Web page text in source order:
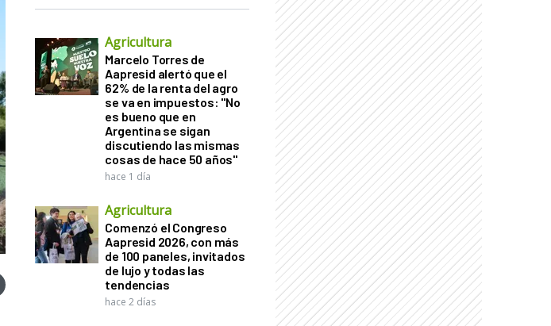
Agricultura
Marcelo Torres de
Aapresid alertó que el
62% de la renta del agro
se va en impuestos: "No
es bueno que en
Argentina se sigan
discutiendo las mismas
cosas de hace 50 años"
hace 1 día
Agricultura
Comenzó el Congreso
Aapresid 2026, con más
de 100 paneles, invitados
de lujo y todas las
tendencias
hace 2 días